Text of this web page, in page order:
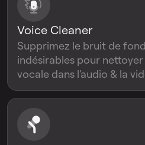
Voice Cleaner
Supprimez le bruit de
indésirables pour
vocale dans l'audio & la